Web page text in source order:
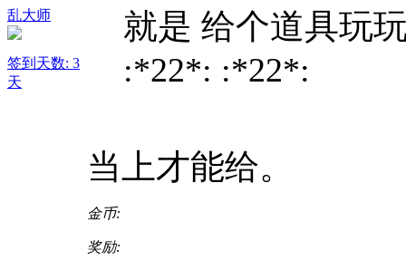
乱大师
签到天数: 3
天
就是 给个道具玩
:*22*: :*22*:
当上才能给。
金币:
奖励: